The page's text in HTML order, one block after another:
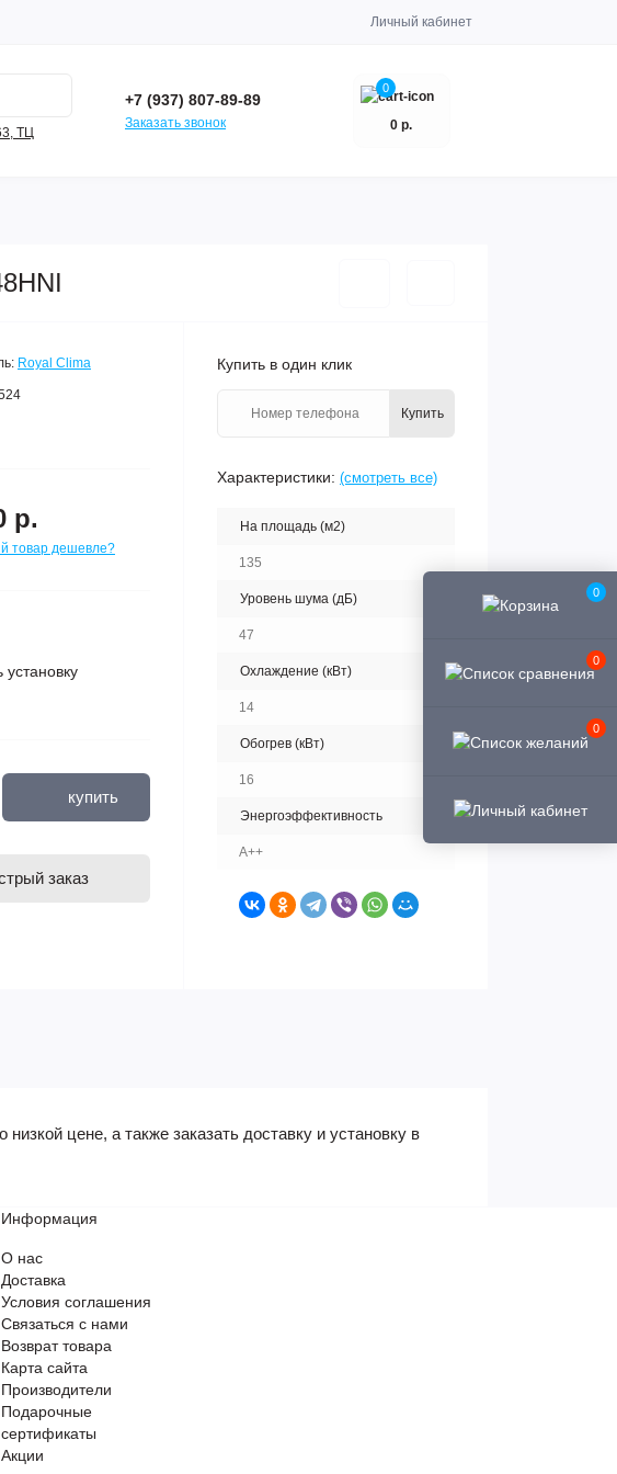
0
0
0
Личный кабинет
ТЦ
+7 (937) 807-89-89
Заказать звонок
0
0 р.
Royal Clima
р.
товар дешевле?
установку
купить
заказ
Купить в один клик
Купить
Характеристики: (смотреть все)
На площадь (м2)
135
Уровень шума (дБ)
47
Охлаждение (кВт)
14
Обогрев (кВт)
16
Энергоэффективность
A++
цене, а также заказать доставку и установку в
Информация
О нас
Доставка
Условия соглашения
Связаться с нами
Возврат товара
Карта сайта
Производители
Подарочные
сертификаты
Акции